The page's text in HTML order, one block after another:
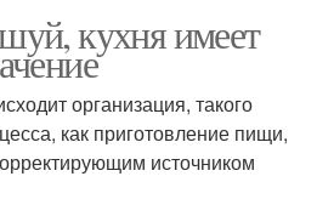
кухня имеет
организация, такого
как приготовление пищи,
источником